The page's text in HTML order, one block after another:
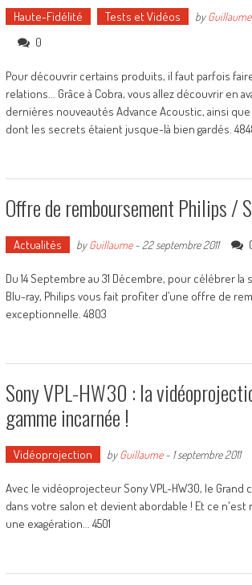
Haute-Fidélité Tests et Vidéos byGuillaume
0
Pour découvrir certains produits, il faut parfois
relations... Grâce à Cobra, vous allez découvrir en
dernières nouveautés Advance Acoustic, ainsi
dont les secrets étaient jusque-là bien gardés.
Offre de remboursement Philips /
Actualités byGuillaume- 22 septembre 2011
Du 14 Septembre au 31 Décembre, pour célébrer la
Blu-ray, Philips vous fait profiter d’une offre de
exceptionnelle. 4803
Sony VPL-HW30 : la
gamme incarnée !
Vidéoprojection byGuillaume- 1 septembre 2011
Avec le vidéoprojecteur Sony VPL-HW30, le Grand
dans votre salon et devient abordable ! Et ce n'est
une exagération... 4501